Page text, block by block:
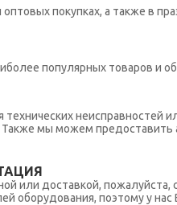
оптовых покупках, а также в
популярных товаров и
неисправностей
мы можем предоставить
или доставкой, пожалуйста,
оборудования, поэтому у